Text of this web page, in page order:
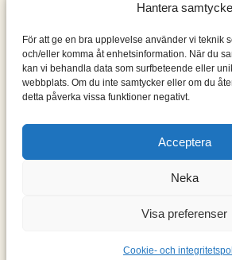
Hantera samtycke
För att ge en bra upplevelse använder vi teknik
och/eller komma åt enhetsinformation. När du
kan vi behandla data som surfbeteende eller
webbplats. Om du inte samtycker eller om du
detta påverka vissa funktioner negativt.
Acceptera
Neka
Visa preferenser
Cookie- och
Om mig & om bloggen
S
ö
k
WordPress